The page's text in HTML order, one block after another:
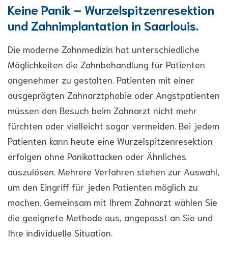
Keine Panik – Wurzelspitzenresektion
und Zahnimplantation in Saarlouis.
Die moderne Zahnmedizin hat unterschiedliche
Möglichkeiten die Zahnbehandlung für Patienten
angenehmer zu gestalten. Patienten mit einer
ausgeprägten Zahnarztphobie oder Angstpatienten
müssen den Besuch beim Zahnarzt nicht mehr
fürchten oder vielleicht sogar vermeiden. Bei jedem
Patienten kann heute eine Wurzelspitzenresektion
erfolgen ohne Panikattacken oder Ähnliches
auszulösen. Mehrere Verfahren stehen zur Auswahl,
um den Eingriff für jeden Patienten möglich zu
machen. Gemeinsam mit Ihrem Zahnarzt wählen Sie
die geeignete Methode aus, angepasst an Sie und
Ihre individuelle Situation.